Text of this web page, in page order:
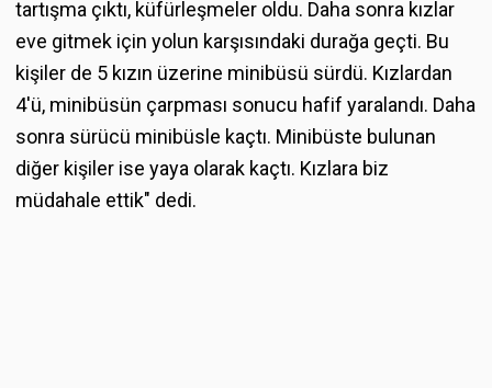
tartışma çıktı, küfürleşmeler oldu. Daha sonra kızlar
eve gitmek için yolun karşısındaki durağa geçti. Bu
kişiler de 5 kızın üzerine minibüsü sürdü. Kızlardan
4'ü, minibüsün çarpması sonucu hafif yaralandı. Daha
sonra sürücü minibüsle kaçtı. Minibüste bulunan
diğer kişiler ise yaya olarak kaçtı. Kızlara biz
müdahale ettik" dedi.